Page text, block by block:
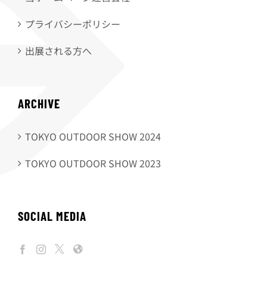
プライバシーポリシー
出展される方へ
ARCHIVE
TOKYO OUTDOOR SHOW 2024
TOKYO OUTDOOR SHOW 2023
SOCIAL MEDIA